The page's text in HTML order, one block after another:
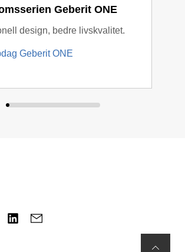
Geberit ONE
design, bedre livskvalitet.
Geberit ONE